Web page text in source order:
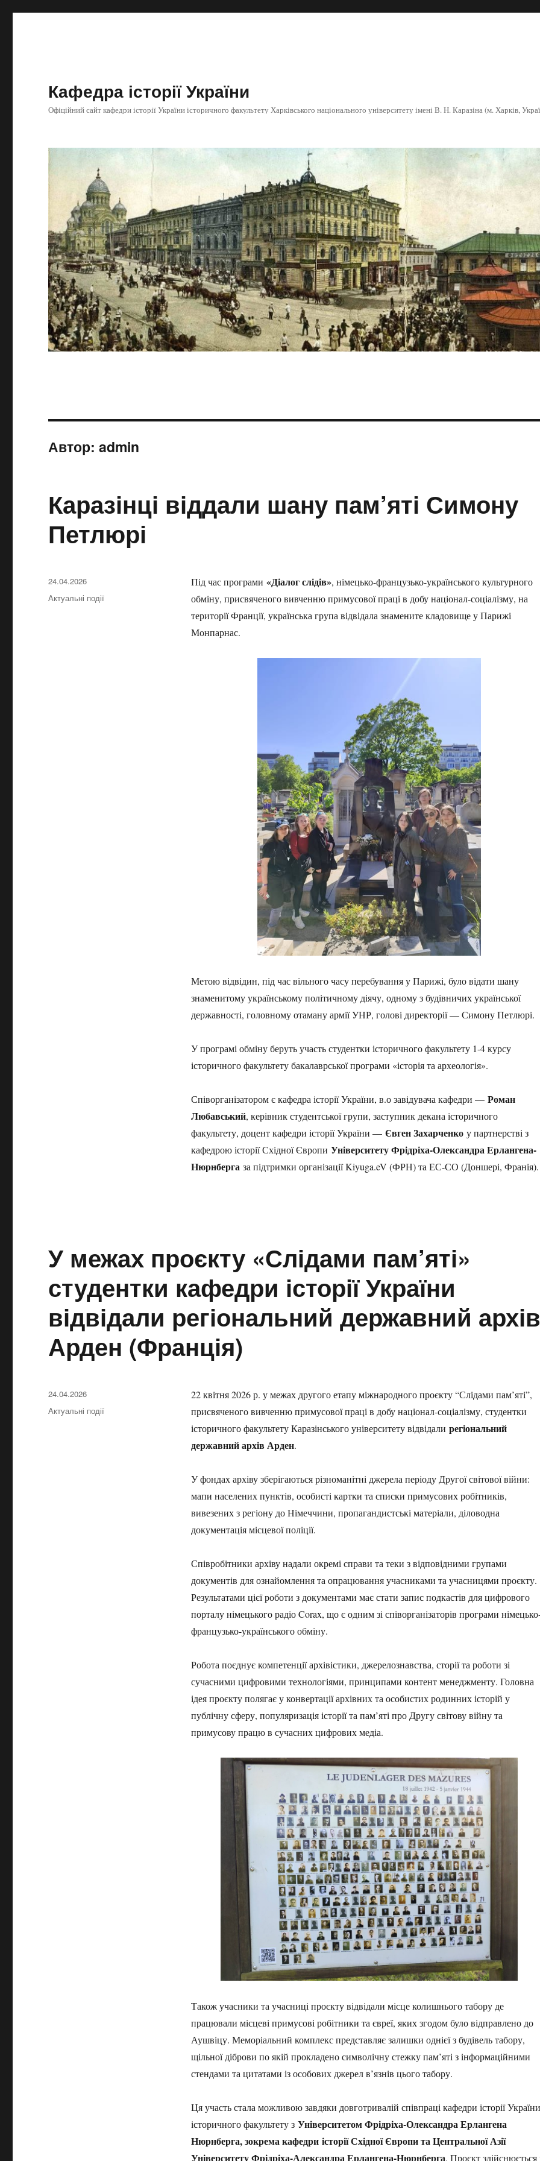
Кафедра історії України
Офіційний сайт кафедри історії України історичного факультету Харківського національного університету імені В. Н. Каразіна (м. Харків,
Автор:admin
Каразінці віддали шану пам’яті Симону
Петлюрі
Під час програми «Діалог слідів», німецько-французько-українського культурного
обміну, присвяченого вивченню примусової праці в добу націонал-соціалізму, на
території Франції, українська група відвідала знамените кладовище у Парижі
Монпарнас.
Метою відвідин, під час вільного часу перебування у Парижі, було відати шану
знаменитому українському політичному діячу, одному з будівничих української
державності, головному отаману армії УНР, голові директорії — Симону Петлюрі.
У програмі обміну беруть участь студентки історичного факультету 1-4 курсу
історичного факультету бакалаврської програми «історія та археологія».
Співорганізатором є кафедра історії України, в.о завідувача кафедри — Роман
Любавський, керівник студентської групи, заступник декана історичного
факультету, доцент кафедри історії України — Євген Захарченкоу партнерстві з
кафедрою історії Східної Європи Університету Фрідріха-Олександра Ерлангена-
Нюрнбергаза підтримки організації Kiyuga.eV (ФРН) та ЕС-СО (Доншері, Франія).
Опубликовано
24.04.2026
Рубрики
Актуальні події
У межах проєкту «Слідами пам’яті»
студентки кафедри історії України
відвідали регіональний державний
Арден (Франція)
22 квітня 2026 р. у межах другого етапу міжнародного проєкту “Слідами пам’яті”,
присвяченого вивченню примусової праці в добу націонал-соціалізму, студентки
історичного факультету Каразінського університету відвідали регіональний
державний архів Арден.
У фондах архіву зберігаються різноманітні джерела періоду Другої світової війни:
мапи населених пунктів, особисті картки та списки примусових робітників,
вивезених з регіону до Німеччини, пропагандистські матеріали, діловодна
документація місцевої поліції.
Співробітники архіву надали окремі справи та теки з відповідними групами
документів для ознайомлення та опрацювання учасниками та учасницями проєкту.
Результатами цієї роботи з документами має стати запис подкастів для цифрового
порталу німецького радіо Corax, що є одним зі співорганізаторів програми
французько-українського обміну.
Робота поєднує компетенції архівістики, джерелознавства, сторії та роботи зі
сучасними цифровими технологіями, принципами контент менеджменту. Головна
ідея проєкту полягає у конвертації архівних та особистих родинних історій у
публічну сферу, популяризація історії та пам’яті про Другу світову війну та
примусову працю в сучасних цифрових медіа.
Також учасники та учасниці проєкту відвідали місце колишнього табору де
працювали місцеві примусові робітники та євреї, яких згодом було відправлено до
Аушвіцу. Меморіальний комплекс представляє залишки однієї з будівель табору,
щільної діброви по якій прокладено символічну стежку пам’яті з інформаційними
стендами та цитатами із особових джерел в’язнів цього табору.
Ця участь стала можливою завдяки довготривалій співпраці кафедри історії України
історичного факультету з Університетом Фрідріха-Олександра Ерлангена
Нюрнберга, зокрема кафедри історії Східної Європи та Центральної Азії
Університету Фрідріха-Александра Ерлангена-Нюрнберга. Проєкт здійснюється
Опубликовано
24.04.2026
Рубрики
Актуальні події